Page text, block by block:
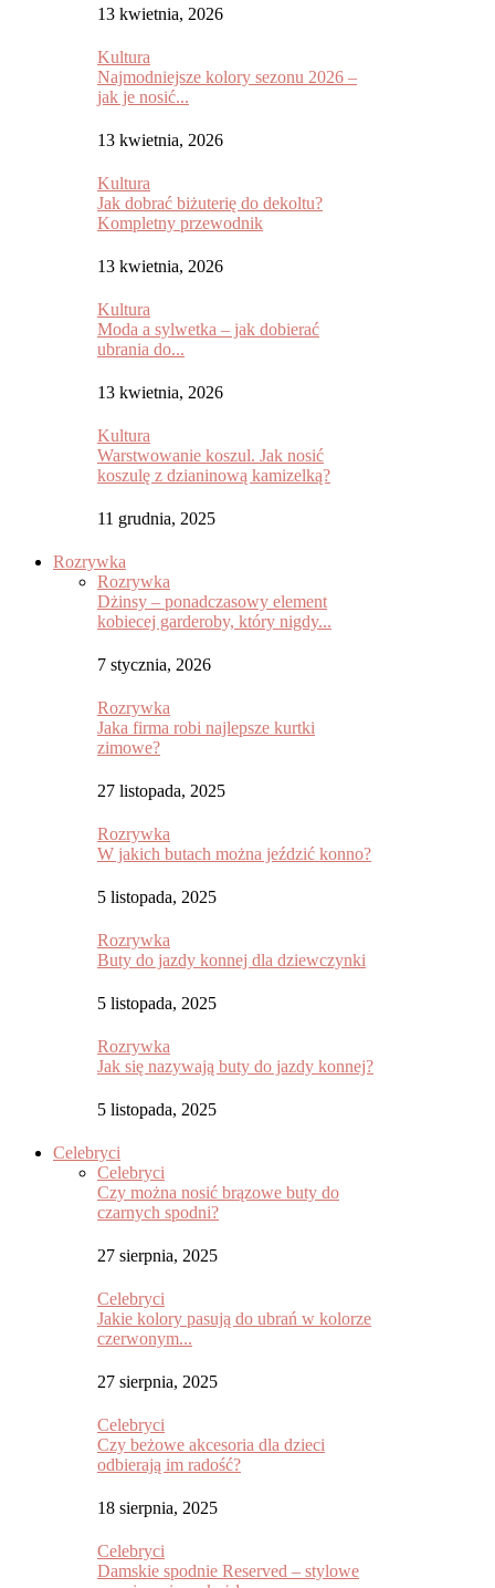
13 kwietnia, 2026
Kultura
Najmodniejsze kolory sezonu 2026 –
jak je nosić...
13 kwietnia, 2026
Kultura
Jak dobrać biżuterię do dekoltu?
Kompletny przewodnik
13 kwietnia, 2026
Kultura
Moda a sylwetka – jak dobierać
ubrania do...
13 kwietnia, 2026
Kultura
Warstwowanie koszul. Jak nosić
koszulę z dzianinową kamizelką?
11 grudnia, 2025
Rozrywka
Rozrywka
Dżinsy – ponadczasowy element
kobiecej garderoby, który nigdy...
7 stycznia, 2026
Rozrywka
Jaka firma robi najlepsze kurtki
zimowe?
27 listopada, 2025
Rozrywka
W jakich butach można jeździć konno?
5 listopada, 2025
Rozrywka
Buty do jazdy konnej dla dziewczynki
5 listopada, 2025
Rozrywka
Jak się nazywają buty do jazdy konnej?
5 listopada, 2025
Celebryci
Celebryci
Czy można nosić brązowe buty do
czarnych spodni?
27 sierpnia, 2025
Celebryci
Jakie kolory pasują do ubrań w kolorze
czerwonym...
27 sierpnia, 2025
Celebryci
Czy beżowe akcesoria dla dzieci
odbierają im radość?
18 sierpnia, 2025
Celebryci
Damskie spodnie Reserved – stylowe